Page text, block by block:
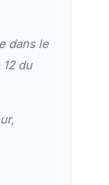
dans le
du